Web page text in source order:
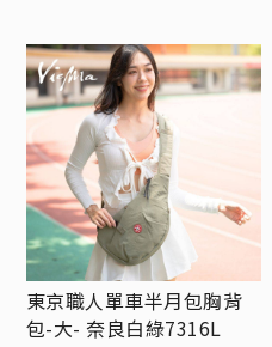
東京職人單車半月包胸背
包-大- 奈良白綠7316L